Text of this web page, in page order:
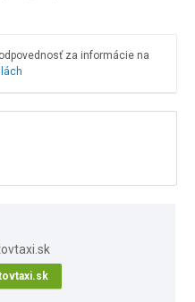
za informácie na